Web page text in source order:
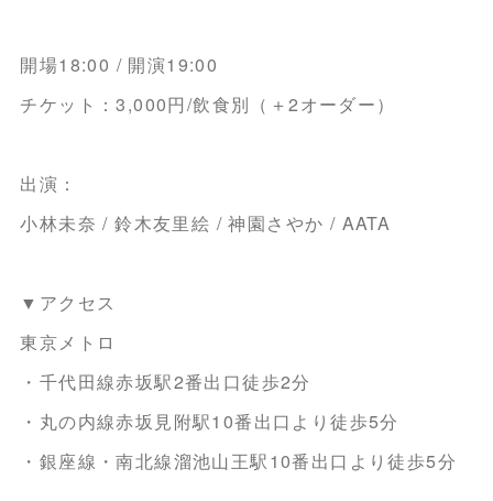
開場18:00 / 開演19:00
チケット：3,000円/飲食別（＋2オーダー）
出演：
小林未奈 / 鈴木友里絵 / 神園さやか / AATA
▼アクセス
東京メトロ
・千代田線赤坂駅2番出口徒歩2分
・丸の内線赤坂見附駅10番出口より徒歩5分
・銀座線・南北線溜池山王駅10番出口より徒歩5分